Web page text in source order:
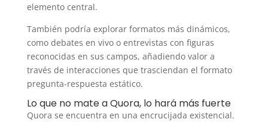
elemento central.
También podría explorar formatos más dinámicos,
como debates en vivo o entrevistas con figuras
reconocidas en sus campos, añadiendo valor a
través de interacciones que trasciendan el formato
pregunta-respuesta estático.
Lo que no mate a Quora, lo hará más fuerte
Quora se encuentra en una encrucijada existencial.